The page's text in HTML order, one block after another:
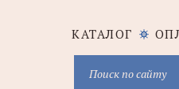
КАТАЛОГ